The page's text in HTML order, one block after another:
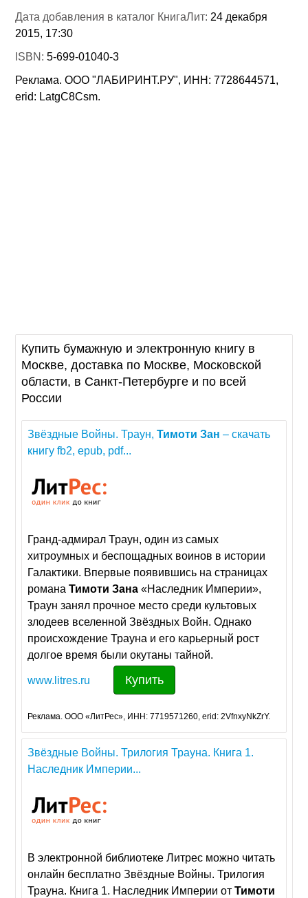
Дата добавления в каталог КнигаЛит: 24 декабря
2015, 17:30
ISBN:5-699-01040-3
Реклама. ООО "ЛАБИРИНТ.РУ", ИНН: 7728644571,
erid: LatgC8Csm.
Купить бумажную и электронную книгу в
Москве, доставка по Москве, Московской
области, в Санкт-Петербурге и по всей
России
Звёздные Войны. Траун,Тимоти Зан – скачать
книгу fb2, epub, pdf...
Гранд-адмирал Траун, один из самых
хитроумных и беспощадных воинов в истории
Галактики. Впервые появившись на страницах
романаТимоти Зана «Наследник Империи»,
Траун занял прочное место среди культовых
злодеев вселенной Звёздных Войн. Однако
происхождение Трауна и его карьерный рост
долгое время были окутаны тайной.
www.litres.ru Купить
Реклама. ООО «ЛитРес», ИНН: 7719571260, erid: 2VfnxyNkZrY.
Звёздные Войны. Трилогия Трауна. Книга 1.
Наследник Империи...
В электронной библиотеке Литрес можно читать
онлайн бесплатно Звёздные Войны. Трилогия
Трауна. Книга 1. Наследник Империи отТимоти